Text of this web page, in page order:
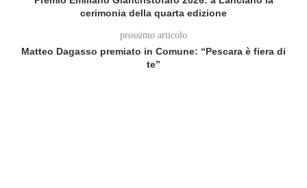
cerimonia della quarta edizione
prossimo articolo
Matteo Dagasso premiato in Comune: “Pescara è fiera di
te”